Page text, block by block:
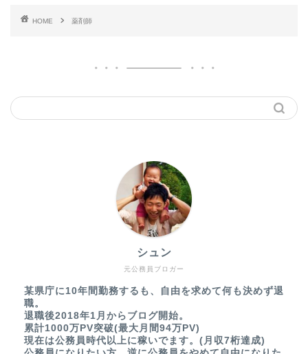
HOME 薬剤師
元公務員ブロガー
シュン
某県庁に10年間勤務するも、自由を求めて何も決めず退
職。
退職後2018年1月からブログ開始。
累計1000万PV突破(最大月間94万PV)
現在は公務員時代以上に稼いでます。(月収7桁達成)